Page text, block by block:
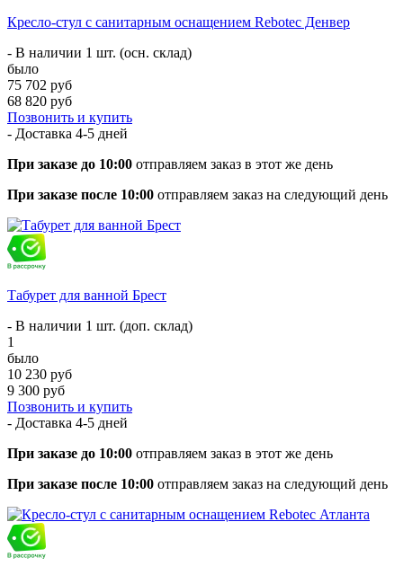
Кресло-стул с санитарным оснащением Rebotec Денвер
- В наличии 1 шт. (осн. склад)
было
75 702 руб
68 820 руб
Позвонить и купить
- Доставка 4-5 дней
При заказе до 10:00 отправляем заказ в этот же день
При заказе после 10:00 отправляем заказ на следующий день
Табурет для ванной Брест
- В наличии 1 шт. (доп. склад)
1
было
10 230 руб
9 300 руб
Позвонить и купить
- Доставка 4-5 дней
При заказе до 10:00 отправляем заказ в этот же день
При заказе после 10:00 отправляем заказ на следующий день